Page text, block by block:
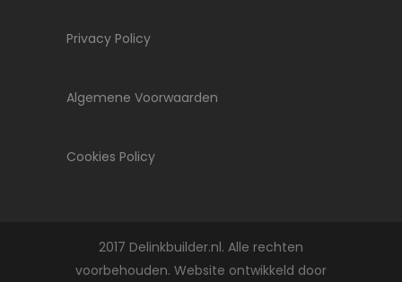
Privacy Policy
Algemene Voorwaarden
Cookies Policy
2017 Delinkbuilder.nl. Alle rechten
voorbehouden. Website ontwikkeld door